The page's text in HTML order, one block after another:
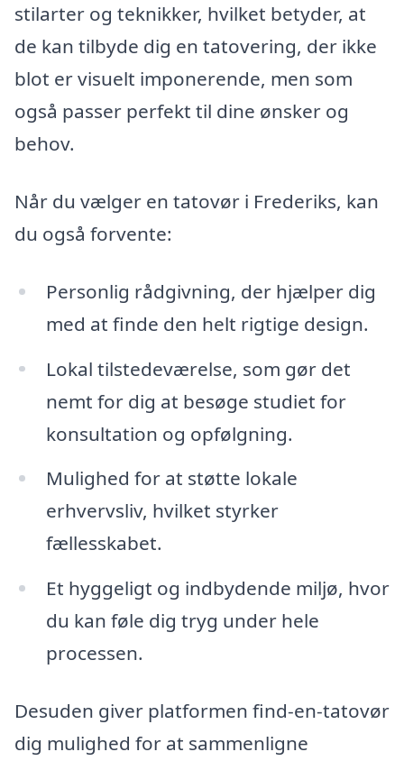
stilarter og teknikker, hvilket betyder, at
de kan tilbyde dig en tatovering, der ikke
blot er visuelt imponerende, men som
også passer perfekt til dine ønsker og
behov.
Når du vælger en tatovør i Frederiks, kan
du også forvente:
Personlig rådgivning, der hjælper dig
med at finde den helt rigtige design.
Lokal tilstedeværelse, som gør det
nemt for dig at besøge studiet for
konsultation og opfølgning.
Mulighed for at støtte lokale
erhvervsliv, hvilket styrker
fællesskabet.
Et hyggeligt og indbydende miljø, hvor
du kan føle dig tryg under hele
processen.
Desuden giver platformen find-en-tatovør
dig mulighed for at sammenligne